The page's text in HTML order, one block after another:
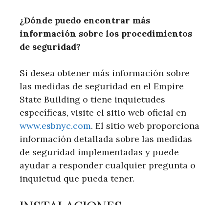
¿Dónde puedo encontrar más
información sobre los procedimientos
de seguridad?
Si desea obtener más información sobre
las medidas de seguridad en el Empire
State Building o tiene inquietudes
específicas, visite el sitio web oficial en
www.esbnyc.com. El sitio web proporciona
información detallada sobre las medidas
de seguridad implementadas y puede
ayudar a responder cualquier pregunta o
inquietud que pueda tener.